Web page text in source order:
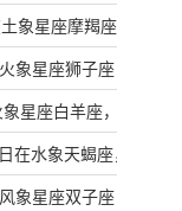
象星座摩羯座
象星座狮子座
星座白羊座，在水象
水象天蝎座，结束于
象星座双子座